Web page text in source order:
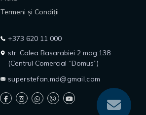
Termeni și Condiții
+373 620 11 000
str. Calea Basarabiei 2 mag.138
(Centrul Comercial “Domus”)
superstefan.md@gmail.com